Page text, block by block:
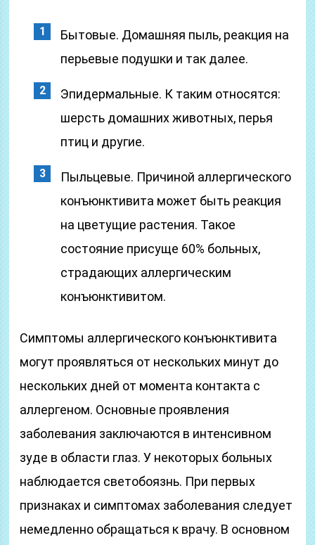
Бытовые. Домашняя пыль, реакция на
перьевые подушки и так далее.
Эпидермальные. К таким относятся:
шерсть домашних животных, перья
птиц и другие.
Пыльцевые. Причиной аллергического
конъюнктивита может быть реакция
на цветущие растения. Такое
состояние присуще 60% больных,
страдающих аллергическим
конъюнктивитом.
Симптомы аллергического конъюнктивита
могут проявляться от нескольких минут до
нескольких дней от момента контакта с
аллергеном. Основные проявления
заболевания заключаются в интенсивном
зуде в области глаз. У некоторых больных
наблюдается светобоязнь. При первых
признаках и симптомах заболевания следует
немедленно обращаться к врачу. В основном